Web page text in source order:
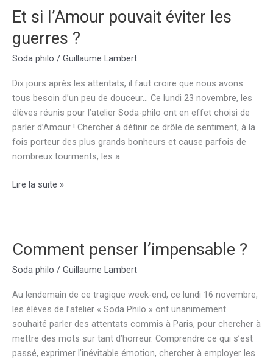
et
réalité
Et si l’Amour pouvait éviter les
guerres ?
Soda philo / Guillaume Lambert
Dix jours après les attentats, il faut croire que nous avons
tous besoin d’un peu de douceur… Ce lundi 23 novembre, les
élèves réunis pour l’atelier Soda-philo ont en effet choisi de
parler d’Amour ! Chercher à définir ce drôle de sentiment, à la
fois porteur des plus grands bonheurs et cause parfois de
nombreux tourments, les a
Et
éviter
les
guerres
Lire la suite »
Comment penser l’impensable ?
Soda philo / Guillaume Lambert
Au lendemain de ce tragique week-end, ce lundi 16 novembre,
les élèves de l’atelier « Soda Philo » ont unanimement
souhaité parler des attentats commis à Paris, pour chercher à
mettre des mots sur tant d’horreur. Comprendre ce qui s’est
passé, exprimer l’inévitable émotion, chercher à employer les